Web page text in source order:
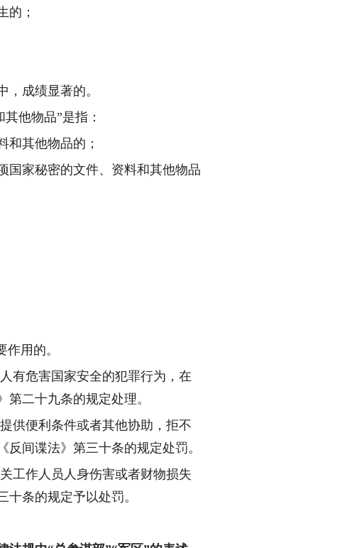
的；
，成绩显著的。
他物品”是指：
和其他物品的；
国家秘密的文件、资料和其他物品
用的。
有危害国家安全的犯罪行为，在
二十九条的规定处理。
供便利条件或者其他协助，拒不
间谍法》第三十条的规定处罚。
工作人员人身伤害或者财物损失
条的规定予以处罚。